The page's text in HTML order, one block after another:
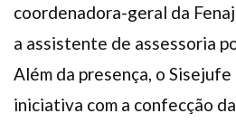
coordenadora-geral da
a assistente de assessoria
Além da presença, o
iniciativa com a confecção